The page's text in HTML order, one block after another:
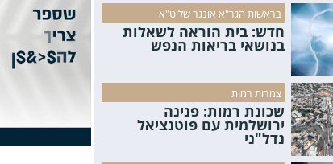
בראשות הגר"א אונגר שליט"א
חדש: בית הוראה לשאלות
בנושאי בריאות הנפש
צמרות רמות
שכונת רמות: פנינה
ירושלמית עם פוטנציאל
נדל"ני